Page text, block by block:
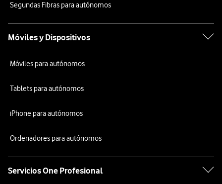
Segundas Fibras para autónomos
Móviles y Dispositivos
Móviles para autónomos
Tablets para autónomos
iPhone para autónomos
Ordenadores para autónomos
Servicios One Profesional